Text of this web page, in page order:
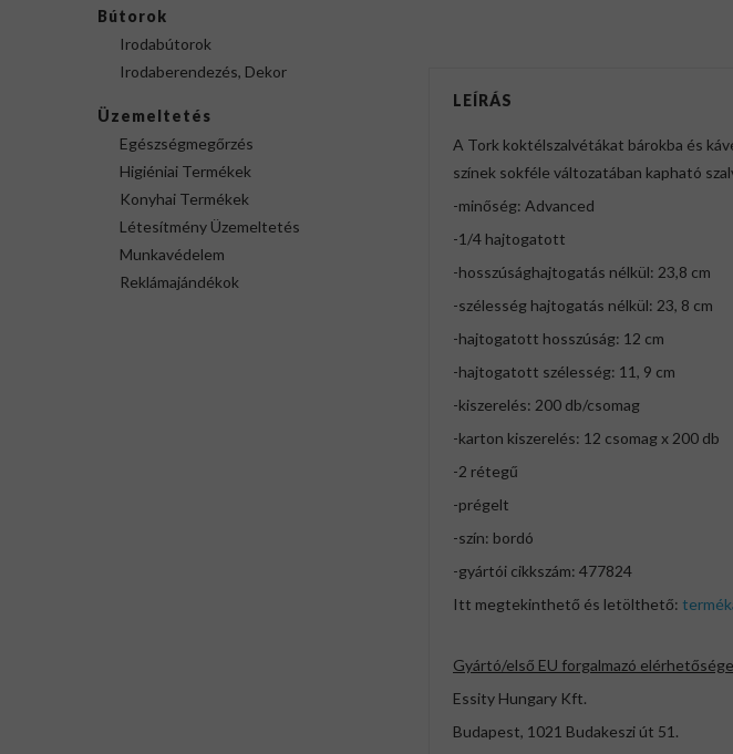
Bútorok
Irodabútorok
Irodaberendezés, Dekor
Üzemeltetés
Egészségmegőrzés
Higiéniai Termékek
Konyhai Termékek
Létesítmény Üzemeltetés
Munkavédelem
Reklámajándékok
LEÍRÁS
A Tork koktélszalvétákat bárokba és
színek sokféle változatában kapható
-minőség: Advanced
-1/4 hajtogatott
-hosszúsághajtogatás nélkül: 23,8 cm
-szélesség hajtogatás nélkül: 23, 8 cm
-hajtogatott hosszúság: 12 cm
-hajtogatott szélesség: 11, 9 cm
-kiszerelés: 200 db/csomag
-karton kiszerelés: 12 csomag x 200 db
-2 rétegű
-prégelt
-szín: bordó
-gyártói cikkszám: 477824
Itt megtekinthető és letölthető:
Gyártó/első EU forgalmazó
Essity Hungary Kft.
Budapest, 1021 Budakeszi út 51.